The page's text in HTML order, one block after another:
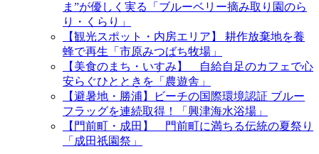
ま”が優しく実る「ブルーベリー摘み取り園のら
り・くらり」
【観光スポット・内房エリア】 耕作放棄地を養
蜂で再生「市原みつばち牧場」
【美食のまち・いすみ】 自給自足のカフェで心
安らぐひとときを「農遊舎」
【避暑地・勝浦】ビーチの国際環境認証 ブルー
フラッグを連続取得！「興津海水浴場」
【門前町・成田】 門前町に満ちる伝統の夏祭り
「成田祇園祭」